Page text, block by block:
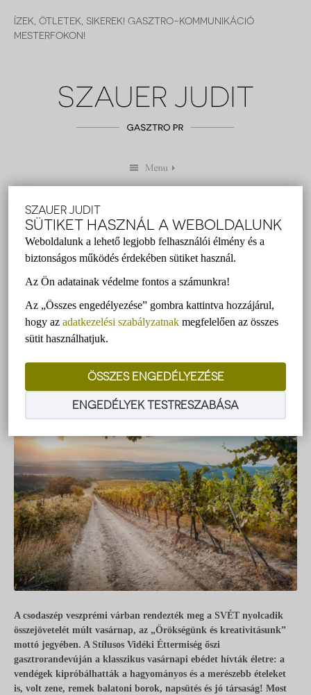
SZAUER JUDIT
SÜTIKET HASZNÁL A WEBOLDALUNK
Weboldalunk a lehető legjobb felhasználói élmény és a
biztonságos működés érdekében sütiket használ.
Az Ön adatainak védelme fontos a számunkra!
Az „Összes engedélyezése” gombra kattintva hozzájárul,
hogy az adatkezelési szabályzatnak megfelelően az összes
sütit használhatjuk.
ÖSSZES ENGEDÉLYEZÉSE
ENGEDÉLYEK TESTRESZABÁSA
ÍZEK, ÖTLETEK, SIKEREK! GASZTRO-KOMMUNIKÁCIÓ
MESTERFOKON!
5 VIDÉKI ÉTTEREM, AHOVÁ MÉG
ŐSSZEL EL KELL MENNED
Szauer Judit 2016 szeptember 13.
Balatoni Gasztrotérkép, Erhardt étterem , gasztro pr ,
Kistücsök étterem Mandula étterem
Szauer Judit Viator,
A csodaszép veszprémi várban rendezték meg a SVÉT nyolcadik
összejövetelét múlt vasárnap, az „Örökségünk és kreativitásunk”
mottó jegyében. A Stílusos Vidéki Éttermiség őszi
gasztrorandevúján a klasszikus vasárnapi ebédet hívták életre: a
vendégek kipróbálhatták a hagyományos és a merészebb ételeket
is, volt zene, remek balatoni borok, napsütés és jó társaság! Most